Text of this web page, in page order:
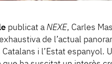
publicat a NEXE, Carles
de l’actual
i l’Estat espanyol.